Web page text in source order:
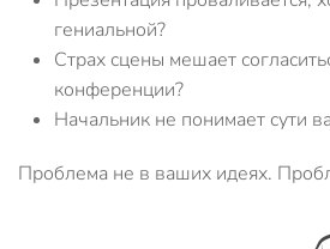
гениальной?
Страх сцены мешает
конференции?
Начальник не понимает сути
Проблема не в ваших идеях.